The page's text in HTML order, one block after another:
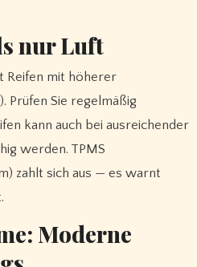
nur Luft
Reifen mit höherer
Prüfen Sie regelmäßig
kann auch bei ausreichender
werden. TPMS
zahlt sich aus — es warnt
Moderne